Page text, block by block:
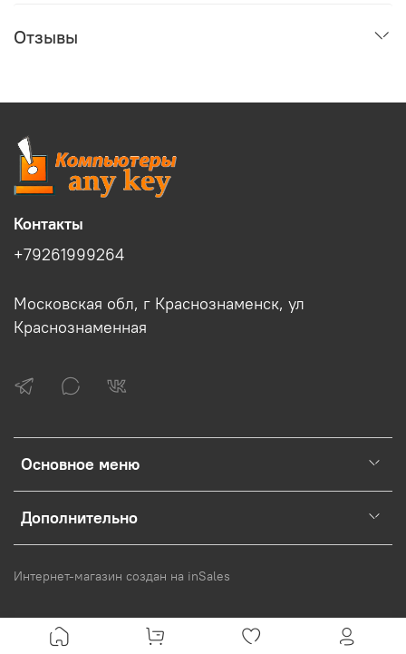
Отзывы
Основное меню
Дополнительно
Контакты
+79261999264
Московская обл, г Краснознаменск, ул
Краснознаменная
Интернет-магазин создан на inSales